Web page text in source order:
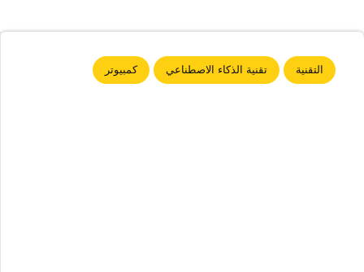
التقنية تقنية الذكاء الاصطناعي كمبيوتر